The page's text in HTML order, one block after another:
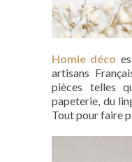
Homie déco
artisans
pièces telles
papeterie, du
Tout pour faire